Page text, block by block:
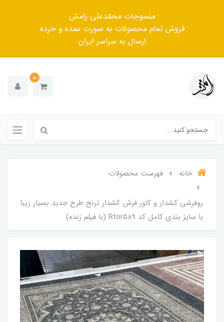
منسوجات محمّدعلی رامش
فروش تمام محصولات به صورت عمده و خرده
ارسال به سراسر ایران
0
خانه فهرست محصولات
روفرشی کشدار و کاور فرش کشدار ترنج طرح جدید بسیار زیبا
با سایز بندی کامل کد Rtor589 (با فیلم زنده)